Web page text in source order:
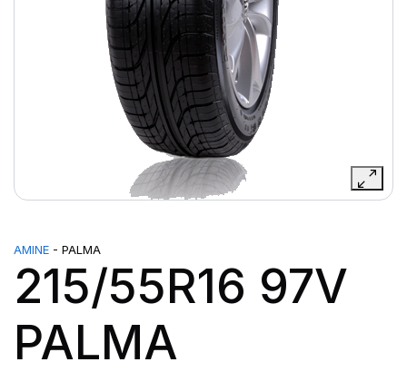
AMINE - PALMA
215/55R16 97V
PALMA